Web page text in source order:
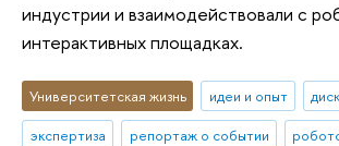
индустрии и взаимодействовали с
интерактивных площадках.
Университетская жизнь идеи и опыт
экспертиза
репортаж о событии